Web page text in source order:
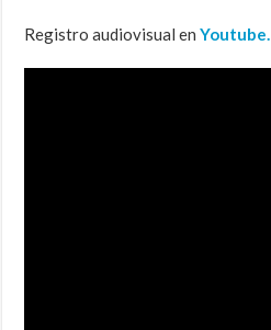
Registro audiovisual enYoutube.